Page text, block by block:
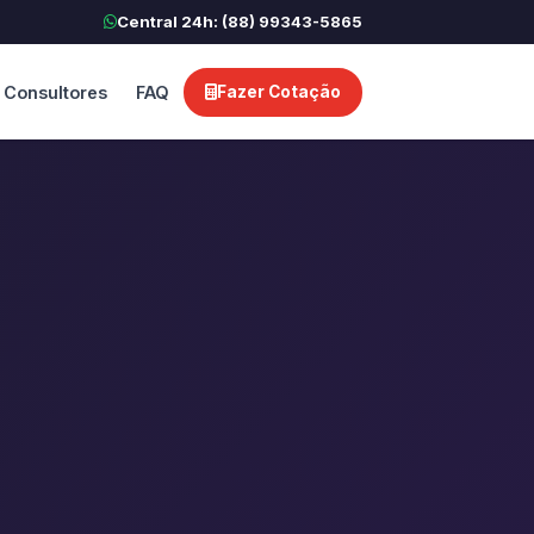
Central 24h: (88) 99343-5865
Consultores FAQ Fazer Cotação